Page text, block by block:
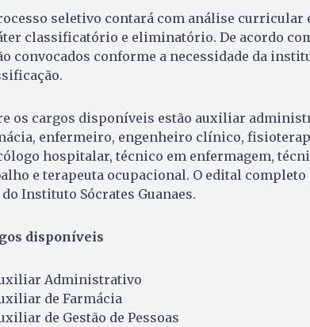
seletivo contará com análise curricular
classificatório e eliminatório. De acordo
convocados conforme a necessidade da
os cargos disponíveis estão auxiliar
enfermeiro, engenheiro clínico,
hospitalar, técnico em enfermagem,
e terapeuta ocupacional. O edital
Instituto Sócrates Guanaes.
disponíveis
Administrativo
de Farmácia
de Gestão de Pessoas